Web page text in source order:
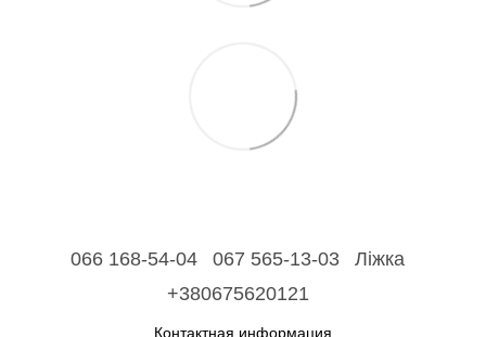
066 168-54-04 067 565-13-03
Ліжка
+380675620121
Контактная информация